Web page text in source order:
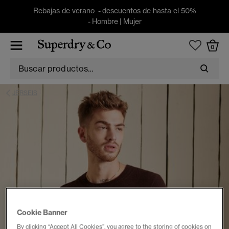
Rebajas de verano - descuentos de hasta el 50%
- Hombre| Mujer
0
JERSEIS
Cookie Banner
By clicking “Accept All Cookies”, you agree to the storing of cookies on